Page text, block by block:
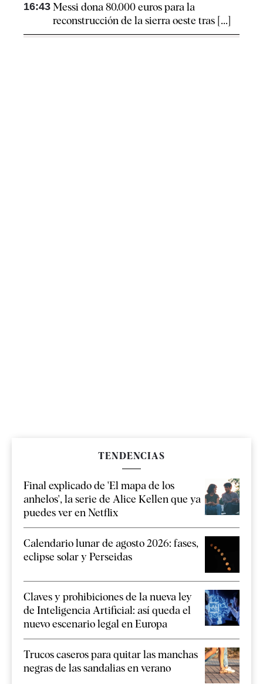
16:43 Messi dona 80.000 euros para la
reconstrucción de la sierra oeste tras [...]
TENDENCIAS
Final explicado de 'El mapa de los
anhelos', la serie de Alice Kellen que ya
puedes ver en Netflix
Calendario lunar de agosto 2026: fases,
eclipse solar y Perseidas
Claves y prohibiciones de la nueva ley
de Inteligencia Artificial: así queda el
nuevo escenario legal en Europa
Trucos caseros para quitar las manchas
negras de las sandalias en verano